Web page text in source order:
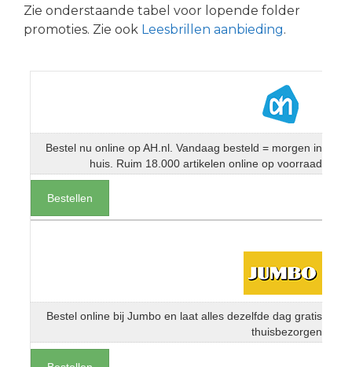
Zie onderstaande tabel voor lopende folder
promoties. Zie ook Leesbrillen aanbieding.
Bestel nu online op AH.nl. Vandaag besteld = morgen in
huis. Ruim 18.000 artikelen online op voorraad
Bestellen
Bestel online bij Jumbo en laat alles dezelfde dag gratis
thuisbezorgen